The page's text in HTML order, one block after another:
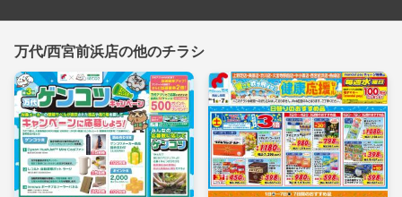
万代/西宮前浜店の他のチラシ